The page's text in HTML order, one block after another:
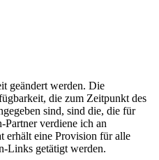
geändert werden. Die
die zum Zeitpunkt des
sind, sind die, die für
verdiene ich an
erhält eine Provision für alle
Links getätigt werden.